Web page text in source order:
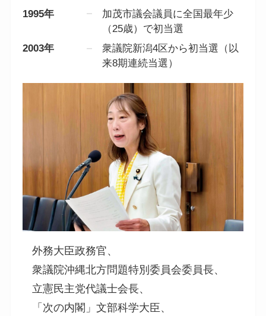
1995年
加茂市議会議員に全国最年少
（25歳）で初当選
2003年
衆議院新潟4区から初当選（以
来8期連続当選）
外務大臣政務官、
衆議院沖縄北方問題特別委員会委員長、
立憲民主党代議士会長、
「次の内閣」文部科学大臣、